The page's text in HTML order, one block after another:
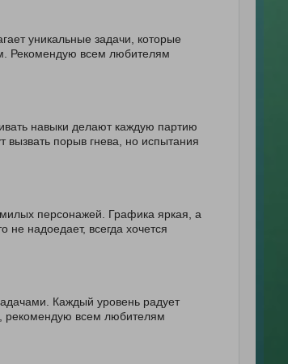
уникальные задачи, которые
Рекомендую всем любителям
навыки делают каждую партию
порыв гнева, но испытания
персонажей. Графика яркая, а
надоедает, всегда хочется
Каждый уровень радует
рекомендую всем любителям